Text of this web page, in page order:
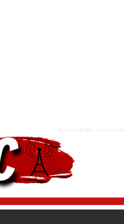
As notícias do ABC, onde você estiver